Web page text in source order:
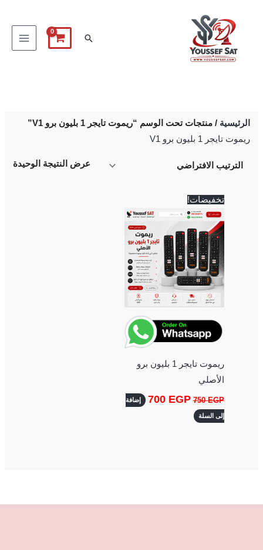
البحث
الرئيسية / منتجات تحت الوسم “ريموت تايجر 1 بليون برو V1”
ريموت تايجر 1 بليون برو V1
عرض النتيجة الوحيدة
تخفيضات!
ريموت تايجر 1 بليون برو
الأصلي
750EGP
السعر
الأصلي
هو:
700 EGP
هو:
700 EGP.
إضافة
إلى السلة